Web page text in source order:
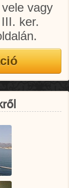
vagy
ker.